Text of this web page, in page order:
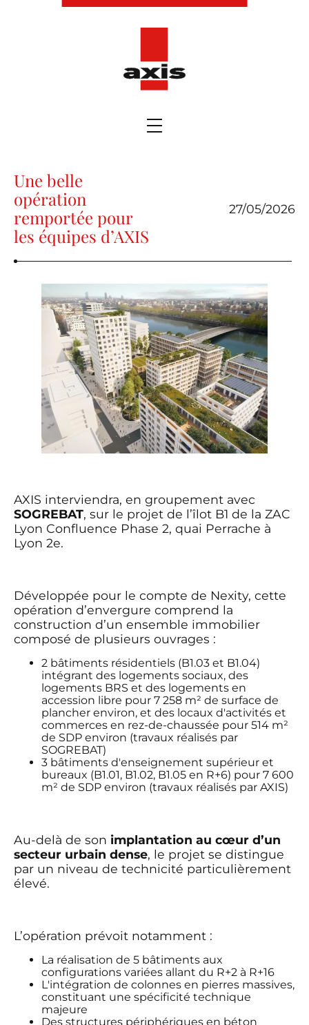
Une belle
opération
remportée pour
les équipes d’AXIS
27/05/2026
AXIS interviendra, en groupement avec
SOGREBAT, sur le projet de l’îlot B1 de la ZAC
Lyon Confluence Phase 2, quai Perrache à
Lyon 2e.
Développée pour le compte de Nexity, cette
opération d’envergure comprend la
construction d’un ensemble immobilier
composé de plusieurs ouvrages :
2 bâtiments résidentiels (B1.03 et B1.04)
intégrant des logements sociaux, des
logements BRS et des logements en
accession libre pour 7 258 m² de surface de
plancher environ, et des locaux d'activités et
commerces en rez-de-chaussée pour 514 m²
de SDP environ (travaux réalisés par
SOGREBAT)
3 bâtiments d'enseignement supérieur et
bureaux (B1.01, B1.02, B1.05 en R+6) pour 7 600
m² de SDP environ (travaux réalisés par AXIS)
Au-delà de son implantation au cœur d’un
secteur urbain dense, le projet se distingue
par un niveau de technicité particulièrement
élevé.
L’opération prévoit notamment :
La réalisation de 5 bâtiments aux
configurations variées allant du R+2 à R+16
L'intégration de colonnes en pierres massives,
constituant une spécificité technique
majeure
Des structures périphériques en béton